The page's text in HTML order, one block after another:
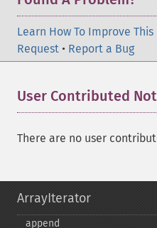
Learn How To Improve This
Request • Report a Bug
User Contributed
There are no user
ArrayIterator
append